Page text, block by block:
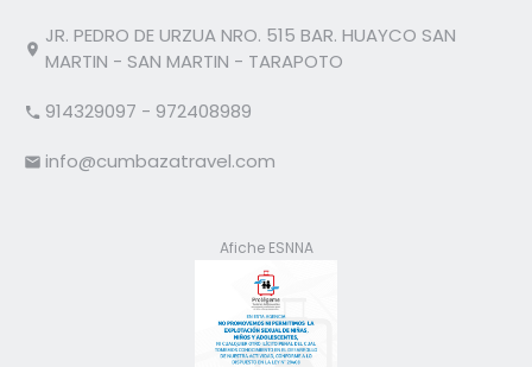
JR. PEDRO DE URZUA NRO. 515 BAR. HUAYCO SAN
MARTIN - SAN MARTIN - TARAPOTO
914329097 - 972408989
info@cumbazatravel.com
Afiche ESNNA